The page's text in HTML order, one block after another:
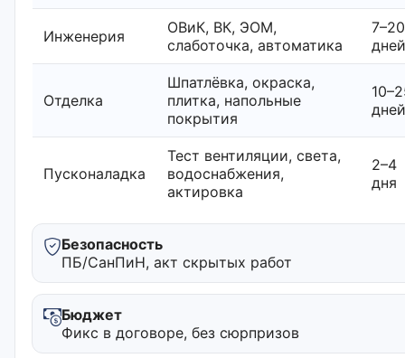
Инженерия
ОВиК, ВК, ЭОМ,
слаботочка, автоматика
7–20
дней
Отделка
Шпатлёвка, окраска,
плитка, напольные
покрытия
дней
Пусконаладка
Тест вентиляции, света,
водоснабжения,
актировка
2–4
дня
Безопасность
ПБ/СанПиН, акт скрытых работ
Бюджет
Фикс в договоре, без сюрпризов